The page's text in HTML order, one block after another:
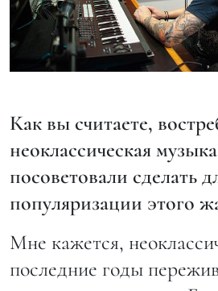
Как вы считаете,
неоклассическая
посоветовали сделать
популяризации этого
Мне кажется,
последние годы